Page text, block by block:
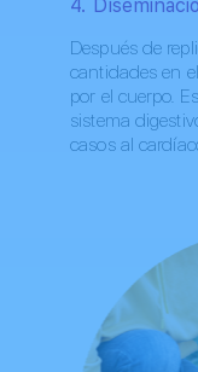
4.
Después de
cantidades en
por el cuerpo.
sistema
casos al